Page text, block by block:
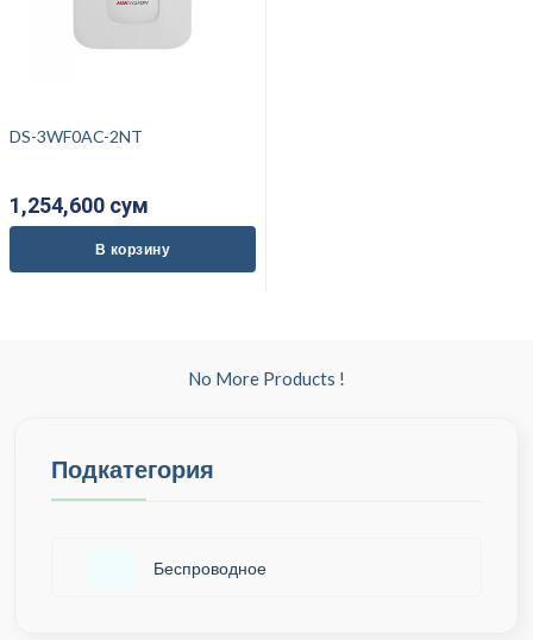
DS-3WF0AC-2NT
1,254,600 cум
В корзину
No More Products !
Подкатегория
Беспроводное